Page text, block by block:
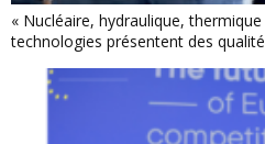
« Nucléaire, hydraulique,
technologies présentent des